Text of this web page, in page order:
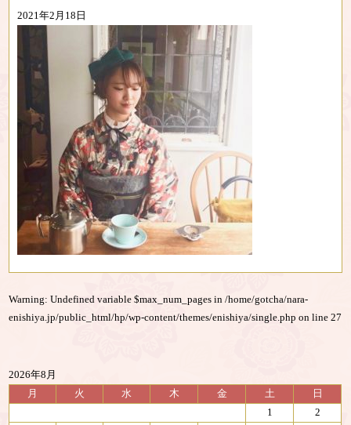
2021年2月18日
Warning: Undefined variable $max_num_pages in/home/gotcha/nara-
enishiya.jp/public_html/hp/wp-content/themes/enishiya/single.php on line27
2026年8月
月
火 水 木 金 土
日
1
2